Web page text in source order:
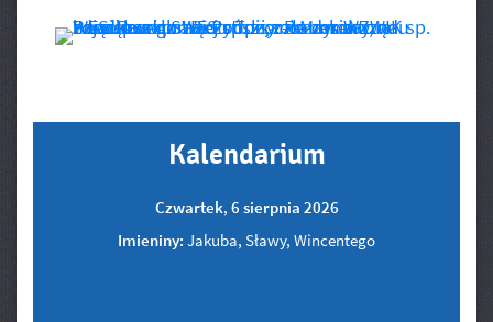
Kalendarium
Czwartek, 6 sierpnia 2026
Imieniny: Jakuba, Sławy, Wincentego